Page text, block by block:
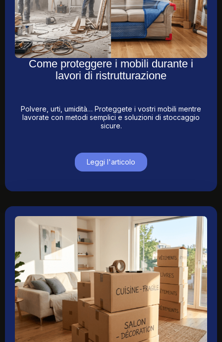
Come proteggere i mobili durante i
lavori di ristrutturazione
Polvere, urti, umidità… Proteggete i vostri mobili mentre
lavorate con metodi semplici e soluzioni di stoccaggio
sicure.
Leggi l'articolo